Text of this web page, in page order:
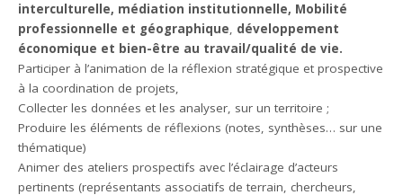
interculturelle, médiation institutionnelle, Mobilité
professionnelle et géographique, développement
économique et bien-être au travail/qualité de vie.
Participer à l’animation de la réflexion stratégique et prospective
à la coordination de projets,
Collecter les données et les analyser, sur un territoire ;
Produire les éléments de réflexions (notes, synthèses… sur une
thématique)
Animer des ateliers prospectifs avec l’éclairage d’acteurs
pertinents (représentants associatifs de terrain, chercheurs,